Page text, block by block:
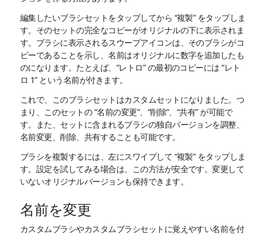
編集したいブラシセットをタップしてから “複製” をタップしま
す。そのセットの完全なコピーがオリジナルの下に表示されま
す。ブラシに表示されるスウープアイコンは、そのブラシがコ
ピーであることを示し、名前はオリジナルに数字を追加したも
のになります。たとえば、“レトロ” の最初のコピーには “レト
ロ 1” という名前が付きます。
これで、このブラシセットはカスタムセットになりました。つ
まり、このセットの “名前の変更”、“削除”、“共有” が可能で
す。また、セットに含まれるブラシの独自バージョンを調整、
名前変更、削除、共有することも可能です。
ブラシを複製するには、左にスワイプして “複製” をタップしま
す。設定を試してみる場合は、この方法が安全です。変更して
いないオリジナルバージョンも保持できます。
名前を変更
カスタムブラシやカスタムブラシセットに覚えやすい名前を付